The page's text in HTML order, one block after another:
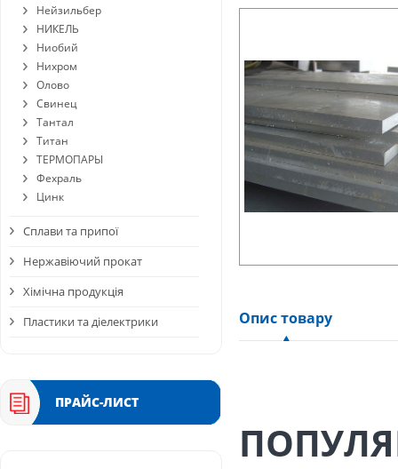
Опис товару
Нейзильбер
НИКЕЛЬ
Ниобий
Нихром
Олово
Свинец
Тантал
Титан
ТЕРМОПАРЫ
Фехраль
Цинк
Сплави та припої
Нержавіючий прокат
Хімічна продукція
Пластики та діелектрики
ПРАЙС-ЛИСТ